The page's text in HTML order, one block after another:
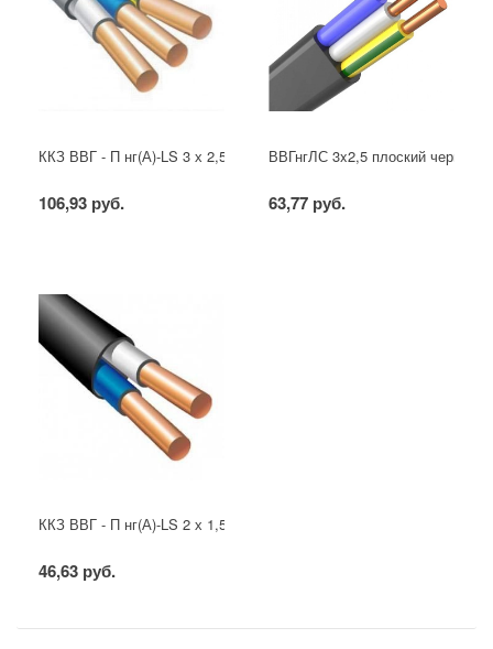
ККЗ ВВГ - П нг(А)-LS 3 х 2,5 ГОСТ
106,93 руб.
ВВГнгЛС 3x2,5 плоский черный
63,77 руб.
ККЗ ВВГ - П нг(А)-LS 2 х 1,5 ГОСТ
46,63 руб.